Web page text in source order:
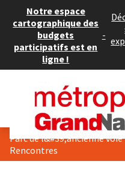
Notre espace
cartographique des
budgets
participatifs est en
ligne !
-
Parc de l&#39;ancienne
Rencontres